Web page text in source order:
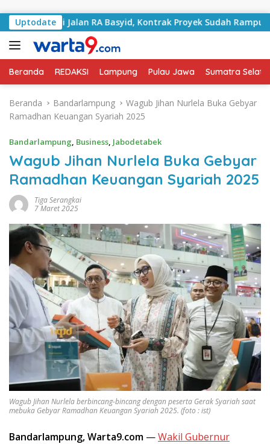
Uptodate
Jalan RA Basyid, Kontrak Proyek Sudah Rampung
Beranda REDAKSI Lampung Pulau Jawa Sumatra
Beranda Bandarlampung
Wagub Jihan Nurlela Buka Gebyar
Ramadhan Keuangan Syariah 2025
Bandarlampung, Business, Jabodetabek
Wagub Jihan Nurlela Buka Gebyar
Ramadhan Keuangan Syariah 2025
Tiga Serangkai
7 Maret 2025
Wagub Jihan Nurlela berbincang-bincang dengan peserta Gerak Syariah saat
mebuka Gebyar Ramadhan Keuangan Syariah 2025. (foto : ist)
Bandarlampung, Warta9.com —Wakil Gubernur